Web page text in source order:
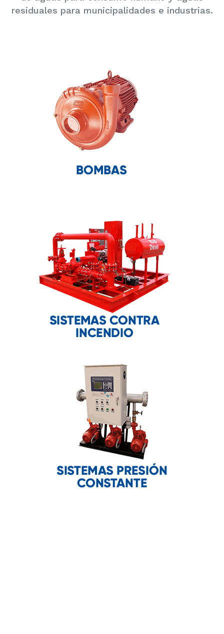
residuales para municipalidades e industrias.